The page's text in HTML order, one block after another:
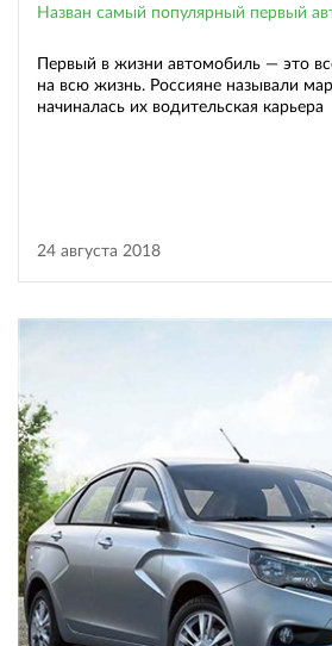
Назван самый популярный первый
Первый в жизни автомобиль — это
на всю жизнь. Россияне называли
начиналась их водительская карьера
24 августа 2018